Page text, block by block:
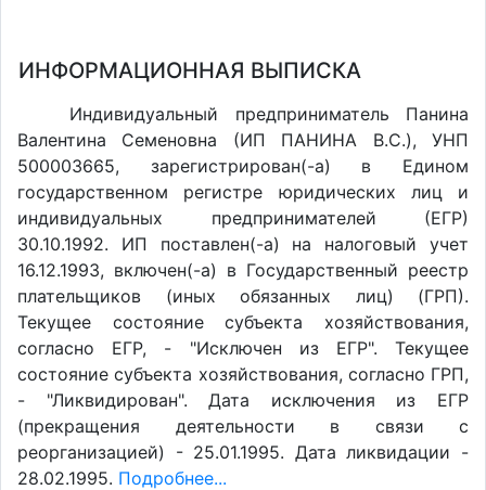
ИНФОРМАЦИОННАЯ ВЫПИСКА
Индивидуальный предприниматель Панина
Валентина Семеновна (ИП ПАНИНА В.С.), УНП
500003665, зарегистрирован(-а) в Едином
государственном регистре юридических лиц и
индивидуальных предпринимателей (ЕГР)
30.10.1992. ИП поставлен(-a) на налоговый учет
16.12.1993, включен(-a) в Государственный реестр
плательщиков (иных обязанных лиц) (ГРП).
Текущее состояние субъекта хозяйствования,
согласно ЕГР, - "Исключен из ЕГР". Текущее
состояние субъекта хозяйствования, согласно ГРП,
- "Ликвидирован". Дата исключения из ЕГР
(прекращения деятельности в связи с
реорганизацией) - 25.01.1995. Дата ликвидации -
28.02.1995. Подробнее...